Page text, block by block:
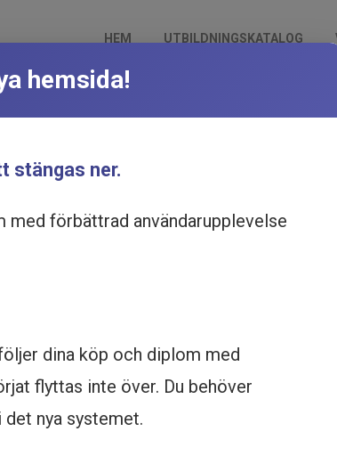
HEM UTBILDNINGSKATALOG
Lågaffektivt bemötande - Förebygg och bemöt
hemsida!
stängas ner.
med förbättrad användarupplevelse
dina köp och diplom med
flyttas inte över. Du behöver
nya systemet.